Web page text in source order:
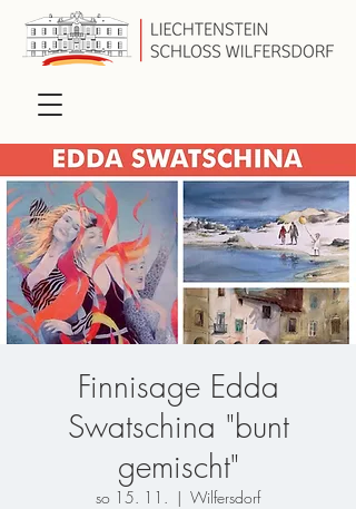
Finnisage Edda
Swatschina "bunt
gemischt"
so 15. 11.
  |
Wilfersdorf